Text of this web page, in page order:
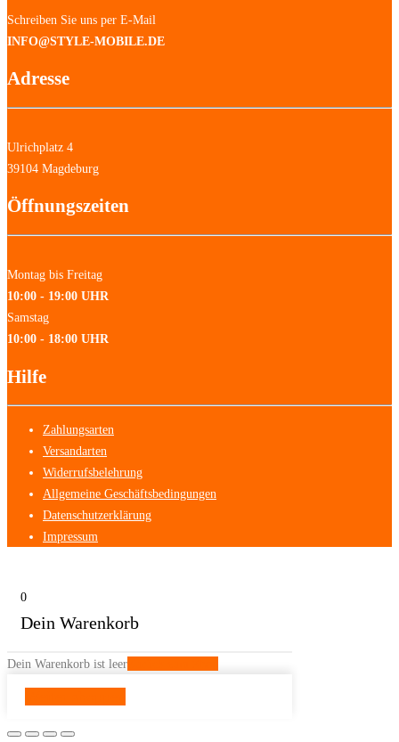
Schreiben Sie uns per E-Mail
INFO@STYLE-MOBILE.DE
Adresse
Ulrichplatz 4
39104 Magdeburg
Öffnungszeiten
Montag bis Freitag
10:00 - 19:00 UHR
Samstag
10:00 - 18:00 UHR
Hilfe
Zahlungsarten
Versandarten
Widerrufsbelehrung
Allgemeine Geschäftsbedingungen
Datenschutzerklärung
Impressum
0
Dein Warenkorb
Dein Warenkorb ist leer